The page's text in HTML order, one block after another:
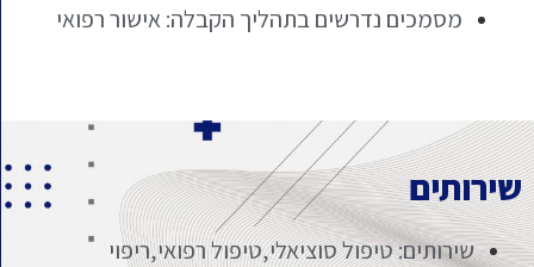
מסמכים נדרשים בתהליך הקבלה: אישור רפואי
שירותים
שירותים: טיפול סוציאלי,טיפול רפואי,ריפוי